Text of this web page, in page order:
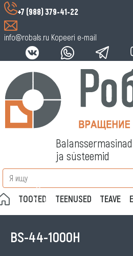
+7 (988) 379-41-22
info@robals.ru Kopeeri e-mail
Balanssermasinad
ja süsteemid
TOOTED TEENUSED TEAVE
Horizontal
BS-44-1000H